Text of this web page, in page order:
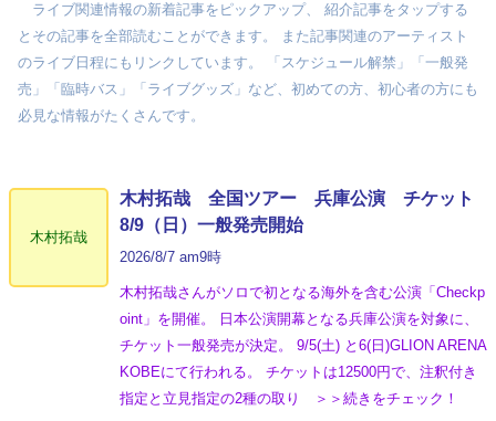
ライブ関連情報の新着記事をピックアップ、 紹介記事をタップする
とその記事を全部読むことができます。 また記事関連のアーティスト
のライブ日程にもリンクしています。 「スケジュール解禁」「一般発
売」「臨時バス」「ライブグッズ」など、初めての方、初心者の方にも
必見な情報がたくさんです。
木村拓哉
木村拓哉 全国ツアー 兵庫公演 チケット
8/9（日）一般発売開始
2026/8/7 am9時
木村拓哉さんがソロで初となる海外を含む公演「Checkp
oint」を開催。 日本公演開幕となる兵庫公演を対象に、
チケット一般発売が決定。 9/5(土) と6(日)GLION ARENA
KOBEにて行われる。 チケットは12500円で、注釈付き
指定と立見指定の2種の取り ＞＞続きをチェック！